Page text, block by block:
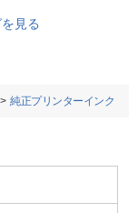
見る
純正プリンターインク